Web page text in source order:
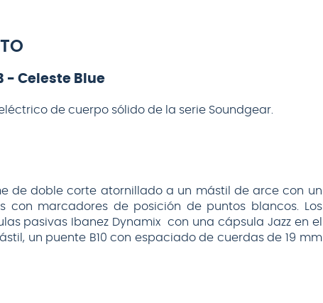
- Celeste Blue
de cuerpo sólido de la serie Soundgear.
de doble corte atornillado a un mástil de arce con un
con marcadores de posición de puntos blancos. Los
pasivas Ibanez Dynamix con una cápsula Jazz en el
un puente B10 con espaciado de cuerdas de 19 mm